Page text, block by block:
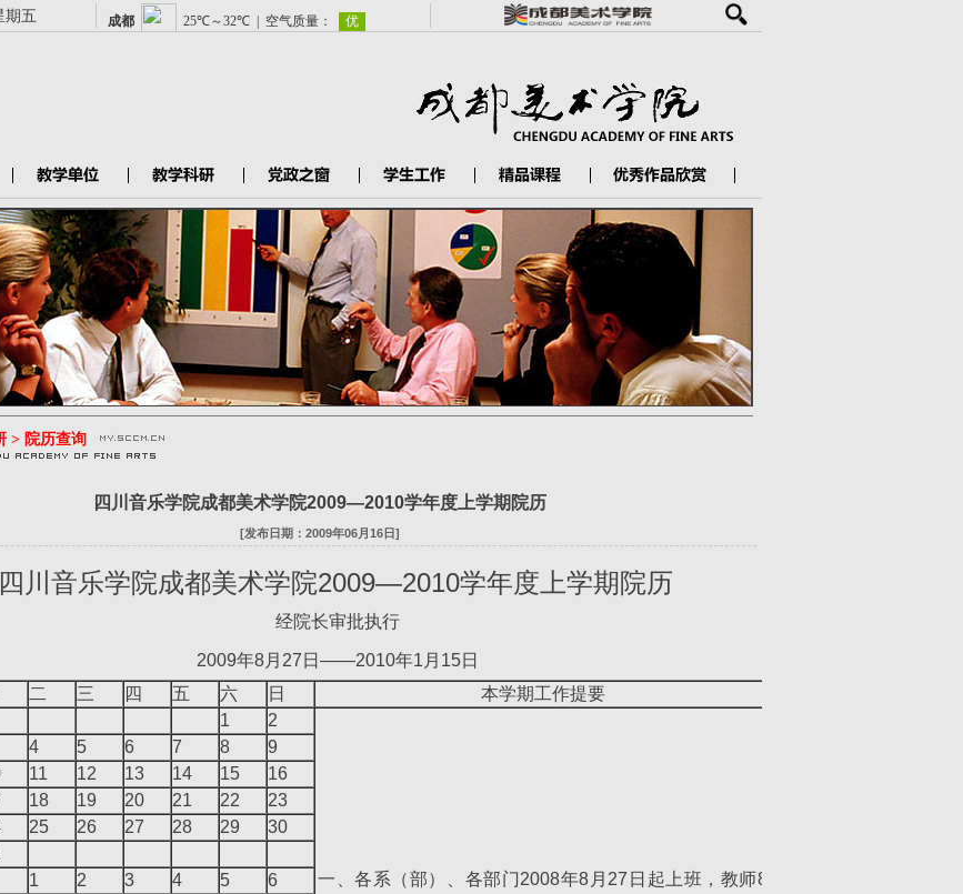
期五
> 院历查询
四川音乐学院成都美术学院2009—2010学年度上学期院历
[发布日期：2009年06月16日]
四川音乐学院成都美术学院2009—2010学年度上学期院历
经院长审批执行
2009年8月27日——2010年1月15日
二 三 四 五 六 日 本学期工作提要
1 2
一、各系（部）、各部门2008年8月27日起上班，教师8
4 5 6 7 8
9
11 12 13 14 15
16
18 19 20 21 22
23
25 26 27 28 29
30
1 2 3 4 5
6